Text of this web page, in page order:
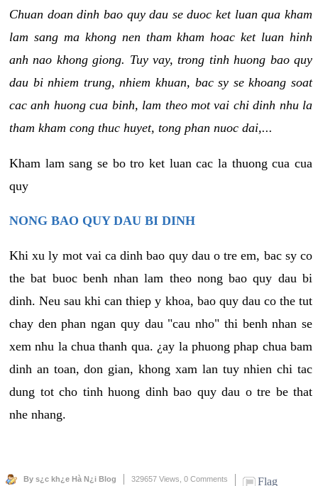
Chuan doan dinh bao quy dau se duoc ket luan qua kham
lam sang ma khong nen tham kham hoac ket luan hinh
anh nao khong giong. Tuy vay, trong tinh huong bao quy
dau bi nhiem trung, nhiem khuan, bac sy se khoang soat
cac anh huong cua binh, lam theo mot vai chi dinh nhu la
tham kham cong thuc huyet, tong phan nuoc dai,...
Kham lam sang se bo tro ket luan cac la thuong cua cua
quy
NONG BAO QUY DAU BI DINH
Khi xu ly mot vai ca dinh bao quy dau o tre em, bac sy co
the bat buoc benh nhan lam theo nong bao quy dau bi
dinh. Neu sau khi can thiep y khoa, bao quy dau co the tut
chay den phan ngan quy dau "cau nho" thi benh nhan se
xem nhu la chua thanh qua. ¿ay la phuong phap chua bam
dinh an toan, don gian, khong xam lan tuy nhien chi tac
dung tot cho tinh huong dinh bao quy dau o tre be that
nhe nhang.
By s¿c kh¿e Hà N¿i Blog 329657 Views, 0 Comments Flag